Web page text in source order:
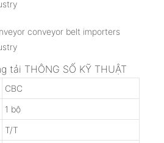
tải THÔNG SỐ KỸ THUẬT
CBC
1 bộ
T/T